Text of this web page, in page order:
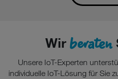
Wir beraten
Unsere IoT-Experten
individuelle IoT-Lösung für Sie